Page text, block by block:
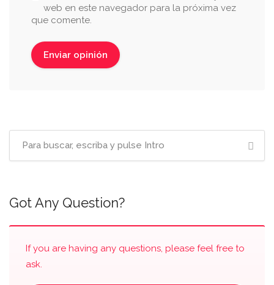
web en este navegador para la próxima vez
que comente.
Got Any Question?
If you are having any questions, please feel free to
ask.